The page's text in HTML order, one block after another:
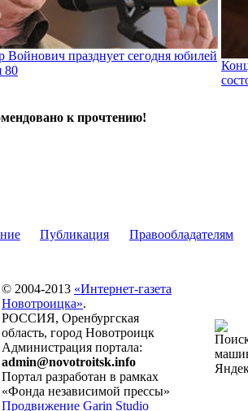
Войнович празднует сегодня юбилей
80
к прочтению!
Публикация Правообладателям
© 2004-2013 «Интернет-газета
Новотроицка».
РОССИЯ, Оренбургская
область, город Новотроицк
Администрация портала:
admin@novotroitsk.info
Портал разработан в рамках
«Фонда независимой прессы»
Продвижение Garin Studio